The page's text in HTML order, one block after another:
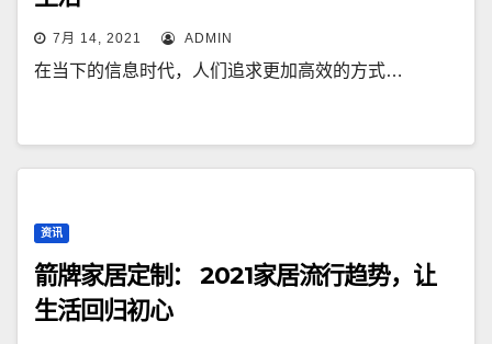
7月 14, 2021 ADMIN
在当下的信息时代，人们追求更加高效的方式…
资讯
箭牌家居定制： 2021家居流行趋势，让
生活回归初心